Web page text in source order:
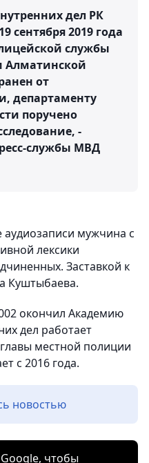
дел РК
сентября 2019 года
службы
Алматинской
от
департаменту
поручено
-
службы МВД
мужчина с
лексики
Заставкой к
Куштыбаева.
окончил Академию
дел работает
местной полиции
с 2016 года.
новостью
чтобы